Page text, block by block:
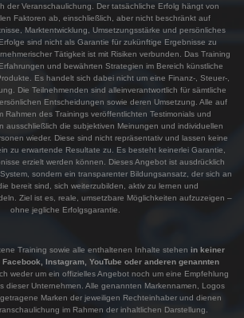
der Veranschaulichung. Der tatsächliche Erfolg hängt von
Faktoren ab, einschließlich, aber nicht beschränkt auf
Marktentwicklung, Umsetzungsstärke und persönliches
sind nicht als Garantie für zukünftige Ergebnisse zu
Tätigkeit ist mit Risiken verbunden. Das Training
und bewährten Strategien im Bereich künstliche
Es handelt sich dabei nicht um eine Finanz-, Steuer-,
Die Teilnehmenden sind alleinverantwortlich für sämtliche
Entscheidungen sowie deren Umsetzung. Alle auf
Rahmen des Trainings veröffentlichten Testimonials und
ausschließlich die subjektiven Meinungen und individuellen
wieder. Diese sind nicht repräsentativ und lassen keine
zu erwartende Resultate zu. Es besteht keinerlei Garantie,
erzielt werden können. Dieses Angebot ist ausdrücklich
System, sondern ein transparenter Bildungsansatz, der sich an
bereit sind, sich weiterzubilden, aktiv zu lernen und
Ziel ist es, reale, umsetzbare Möglichkeiten aufzuzeigen –
ohne jegliche Erfolgsgarantie.
Training sowie alle enthaltenen Inhalte stehen in keiner
Instagram, YouTube oder anderen genannten
weder um ein offizielles Angebot noch um eine Empfehlung
dieser Unternehmen. Alle genannten Markennamen, Logos
Marken der jeweiligen Rechteinhaber und dienen
im Rahmen der inhaltlichen Darstellung.